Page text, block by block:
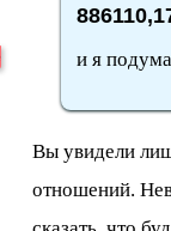
и я
Вы увидели
отношений.